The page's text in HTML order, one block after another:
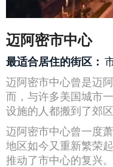
迈阿密市中心
最适合居住的街区：
迈阿密市中心曾是迈
而，与许多美国城市
设施的人都搬到了郊区
迈阿密市中心曾一度
地区如今又重新繁荣
推动了市中心的复兴。